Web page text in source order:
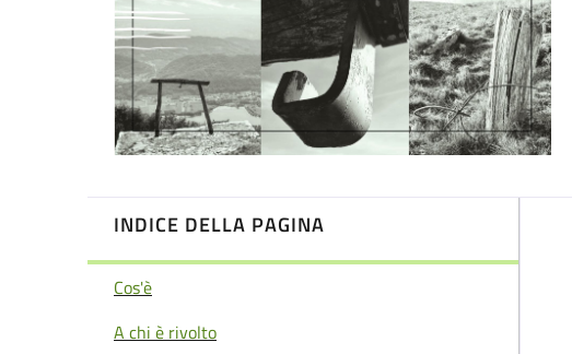
INDICE DELLA PAGINA
Cos'è
A chi è rivolto